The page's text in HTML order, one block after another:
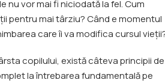
nu vor mai fi niciodată la fel. Cum
pentru mai târziu? Când e momentul
care îi va modifica cursul
copilului, există câteva principii de
la întrebarea fundamentală pe